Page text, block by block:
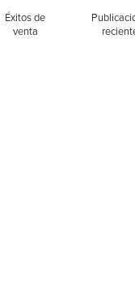
Éxitos de
venta